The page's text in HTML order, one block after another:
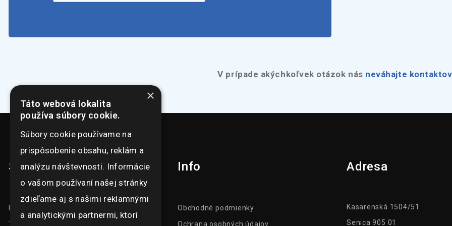
V prípade akýchkoľvek otázok nás neváhajte
Sortiment
Prezentačné systémy
Tlačoviny
Info
Obchodné podmienky
Ochrana osobných údajov
Adresa
Kasarenská 1504/51
Senica 905 01
×
Táto webová lokalita
používa súbory cookie.
Súbory cookie používame na
prispôsobenie obsahu, reklám a
analýzu návštevnosti. Informácie
o vašom používaní našej stránky
zdieľame aj s našimi reklamnými
a analytickými partnermi, ktorí